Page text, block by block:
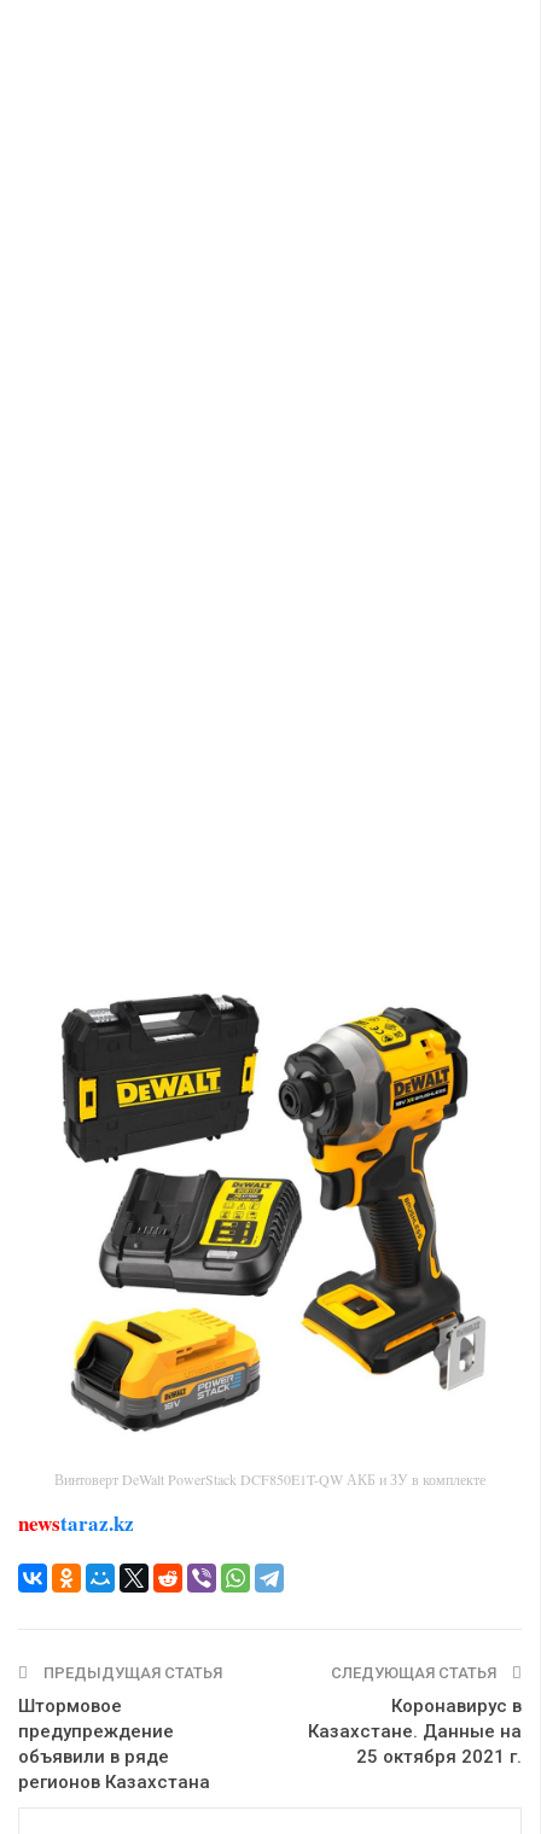
Винтоверт DeWalt PowerStack DCF850E1T-QW АКБ и ЗУ в комплекте
newstaraz.kz
ПРЕДЫДУЩАЯ СТАТЬЯ
Штормовое
предупреждение
объявили в ряде
регионов Казахстана
СЛЕДУЮЩАЯ СТАТЬЯ
Коронавирус в
Казахстане. Данные на
25 октября 2021 г.